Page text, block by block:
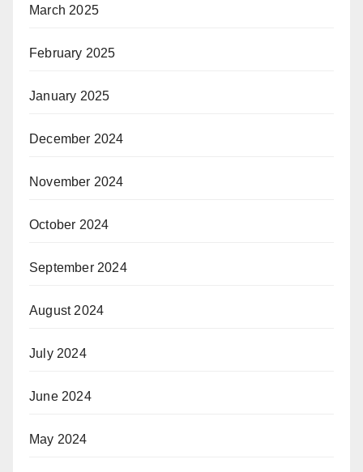
March 2025
February 2025
January 2025
December 2024
November 2024
October 2024
September 2024
August 2024
July 2024
June 2024
May 2024